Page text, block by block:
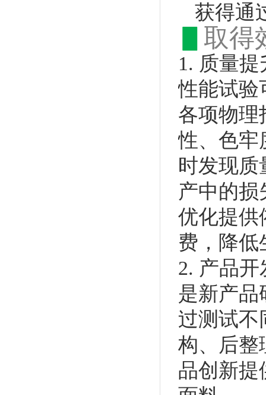
获得通
取得
1. 质量
性能试验
各项物理
性、色牢
时发现质
产中的损
优化提供
费，降低
2. 产品
是新产品
过测试不
构、后整
品创新提